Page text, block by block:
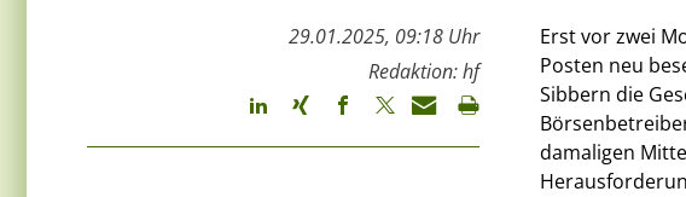
29.01.2025, 09:18 Uhr
Redaktion: hf
Erst vor zwei
Posten neu
Sibbern die
damaligen